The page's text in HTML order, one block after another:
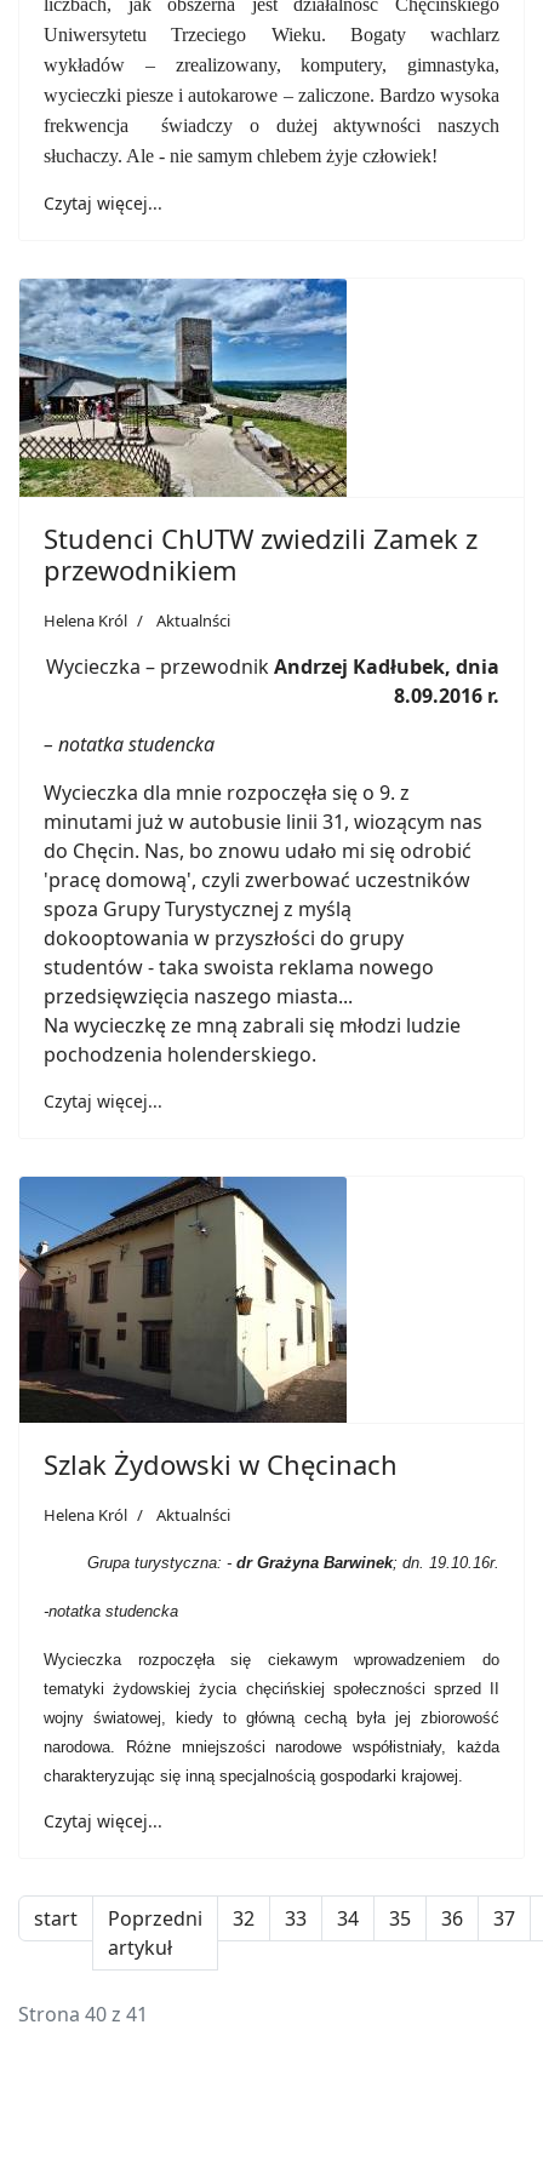
liczbach, jak obszerna jest działalność Chęcińskiego
Uniwersytetu Trzeciego Wieku. Bogaty wachlarz
wykładów – zrealizowany, komputery, gimnastyka,
wycieczki piesze i autokarowe – zaliczone. Bardzo wysoka
frekwencja świadczy o dużej aktywności naszych
słuchaczy. Ale - nie samym chlebem żyje człowiek!
Czytaj więcej...
Studenci ChUTW zwiedzili Zamek z
przewodnikiem
Helena Król Aktualnści
Wycieczka – przewodnikAndrzej Kadłubek, dnia
8.09.2016 r.
– notatka studencka
Wycieczka dla mnie rozpoczęła się o 9. z
minutami już w autobusie linii 31, wiozącym nas
do Chęcin. Nas, bo znowu udało mi się odrobić
'pracę domową', czyli zwerbować uczestników
spoza Grupy Turystycznej z myślą
dokooptowania w przyszłości do grupy
studentów - taka swoista reklama nowego
przedsięwzięcia naszego miasta...
Na wycieczkę ze mną zabrali się młodzi ludzie
pochodzenia holenderskiego.
Czytaj więcej...
Szlak Żydowski w Chęcinach
Helena Król Aktualnści
Grupa turystyczna: - dr Grażyna Barwinek; dn. 19.10.16r.
-notatka studencka
Wycieczka rozpoczęła się ciekawym wprowadzeniem do
tematyki żydowskiej życia chęcińskiej społeczności sprzed II
wojny światowej, kiedy to główną cechą była jej zbiorowość
narodowa. Różne mniejszości narodowe współistniały, każda
charakteryzując się inną specjalnością gospodarki krajowej.
Czytaj więcej...
start
Poprzedni
artykuł
32 33 34 35 36 37
Strona 40 z 41